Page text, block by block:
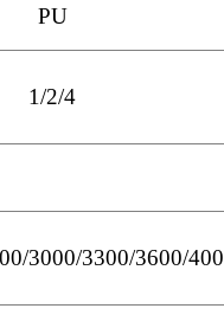
PU
1/2/4
3000/3300/3600/